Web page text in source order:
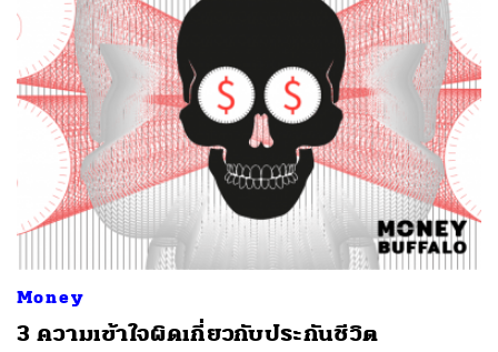
Money
3 ความเข้าใจผิดเกี่ยวกับประกันชีวิต